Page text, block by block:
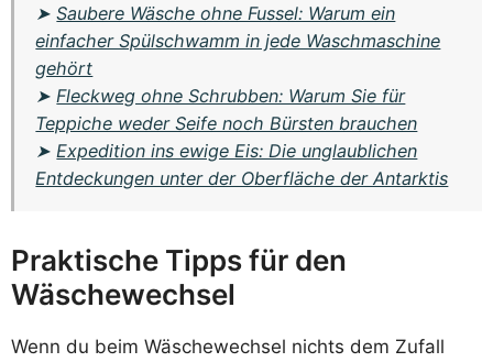
➤Saubere Wäsche ohne Fussel: Warum ein
einfacher Spülschwamm in jede Waschmaschine
gehört
➤ Fleckweg ohne Schrubben: Warum Sie für
Teppiche weder Seife noch Bürsten brauchen
➤ Expedition ins ewige Eis: Die unglaublichen
Entdeckungen unter der Oberfläche der Antarktis
Praktische Tipps für den
Wäschewechsel
Wenn du beim Wäschewechsel nichts dem Zufall